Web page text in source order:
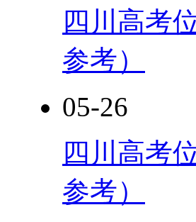
四川高考
参考）
05-26
四川高考
参考）